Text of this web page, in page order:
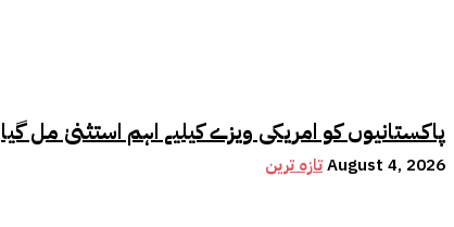
پاکستانیوں کو امریکی ویزے کیلیے اہم استثنیٰ مل گیا
تازہ ترینAugust 4, 2026